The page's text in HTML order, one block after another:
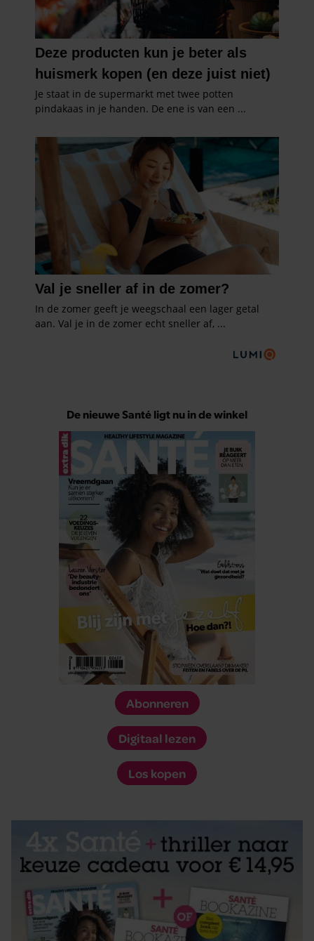
De nieuwe Santé ligt nu in de winkel
Abonneren
Digitaal lezen
Los kopen